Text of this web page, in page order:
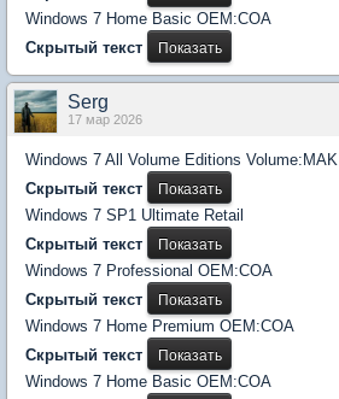
Windows 7 Home Basic OEM:COA
Скрытый текст
Serg
17 мар 2026
Windows 7 All Volume Editions Volume:MAK
Скрытый текст
Windows 7 SP1 Ultimate Retail
Скрытый текст
Windows 7 Professional OEM:COA
Скрытый текст
Windows 7 Home Premium OEM:COA
Скрытый текст
Windows 7 Home Basic OEM:COA